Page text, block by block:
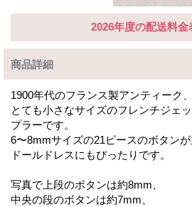
2026年度の配送料金
商品詳細
1900年代のフランス製アンティーク、
とても小さなサイズのフレンチジェ
プラーです。
6〜8mmサイズの21ピースのボタンが
ドールドレスにもぴったりです。
写真で上段のボタンは約8mm、
中央の段のボタンは約7mm、